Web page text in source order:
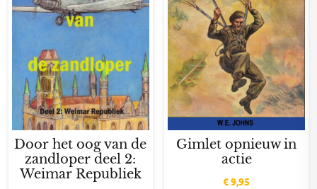
Door het oog van de
zandloper deel 2:
Weimar Republiek
Gimlet opnieuw in
actie
€9,95